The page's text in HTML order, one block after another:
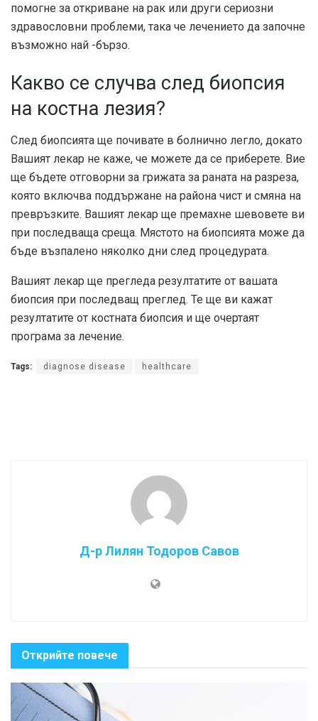
помогне за откриване на рак или други сериозни
здравословни проблеми, така че лечението да започне
възможно най -бързо.
Какво се случва след биопсия
на костна лезия?
След биопсията ще почивате в болнично легло, докато
Вашият лекар не каже, че можете да се приберете. Вие
ще бъдете отговорни за грижата за раната на разреза,
която включва поддържане на района чист и смяна на
превръзките. Вашият лекар ще премахне шевовете ви
при последваща среща. Мястото на биопсията може да
бъде възпалено няколко дни след процедурата.
Вашият лекар ще прегледа резултатите от вашата
биопсия при последващ преглед. Те ще ви кажат
резултатите от костната биопсия и ще очертаят
програма за лечение.
Tags: diagnose disease healthcare
Д-р Лилян Тодоров Савов
Открийте повече